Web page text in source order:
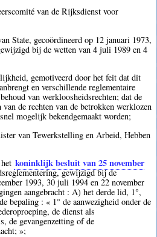
van de Rijksdienst voor
State, gecoördineerd op 12 januari 1973,
bij de wetten van 4 juli 1989 en 4
gemotiveerd door het feit dat dit
en verschillende reglementaire
van werkloosheidsrechten; dat de
de rechten van de betrokken werklozen
mogelijk bekendgemaakt worden;
van Tewerkstelling en Arbeid, Hebben
koninklijk besluit van 25 november
gewijzigd bij de
1993, 30 juli 1994 en 22 november
aangebracht : A) het derde lid, 1°,
bepaling : « 1° de aanwezigheid onder de
de dienst als
de gevangenzetting of de
»;